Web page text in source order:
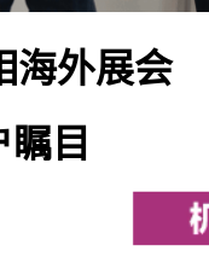
海外展会
目